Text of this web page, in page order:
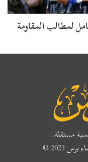
لمطالب المقاومة
مستقلة..
برس